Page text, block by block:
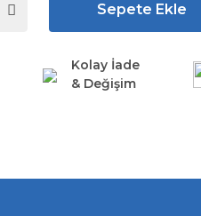
Sepete Ekle
Kolay İade
& Değişim